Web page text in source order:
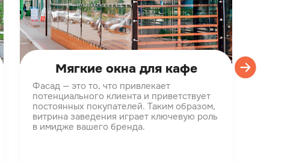
Мягкие окна для кафе
Фасад — это то, что привлекает
потенциального клиента и приветствует
постоянных покупателей. Таким образом,
витрина заведения играет ключевую роль
в имидже вашего бренда.